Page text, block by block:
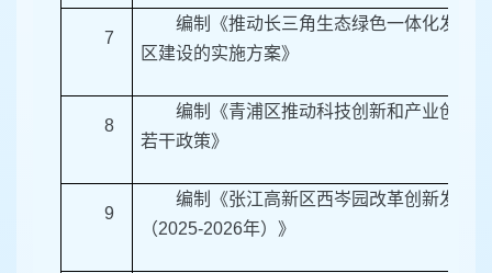
7
编制《推动长三角生态绿色一体化发展
区建设的实施方案》
8
编制《青浦区推动科技创新和产业创新
若干政策》
9
编制《张江高新区西岑园改革创新发展
（2025-2026年）》